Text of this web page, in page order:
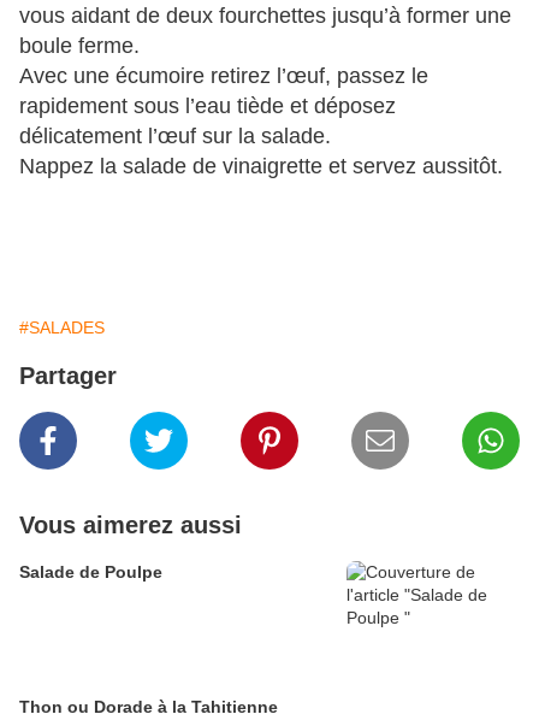
vous aidant de deux fourchettes jusqu’à former une
boule ferme.
Avec une écumoire retirez l’œuf, passez le
rapidement sous l’eau tiède et déposez
délicatement l’œuf sur la salade.
Nappez la salade de vinaigrette et servez aussitôt.
#SALADES
Partager
Vous aimerez aussi
Salade de Poulpe
Thon ou Dorade à la Tahitienne